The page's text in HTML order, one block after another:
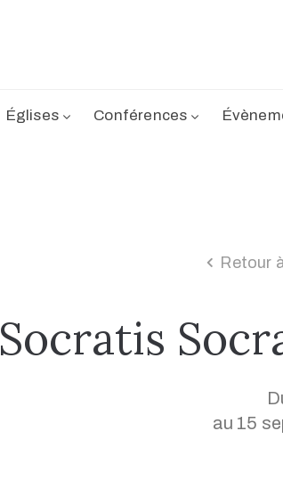
Églises Conférences
Retour
Socratis
au 15